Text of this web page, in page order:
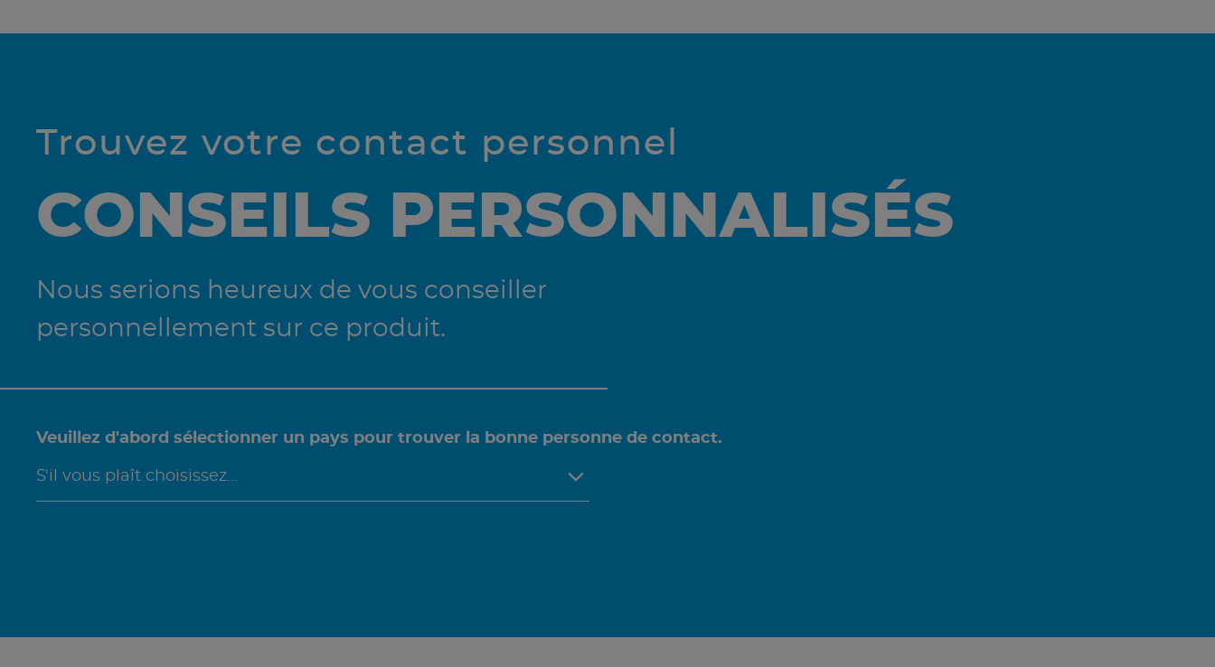
Trouvez votre contact personnel
CONSEILS PERSONNALISÉS
Nous serions heureux de vous conseiller
personnellement sur ce produit.
Veuillez d'abord sélectionner un pays pour trouver la bonne personne de contact.